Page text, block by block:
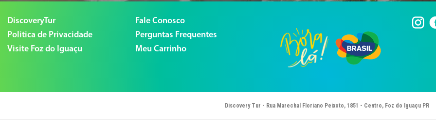
DiscoveryTur
Politica de Privacidade
Visite Foz do Iguaçu
Fale Conosco
Perguntas Frequentes
Meu Carrinho
Discovery Tur - Rua Marechal Floriano Peixoto, 1851 - Centro, Foz do Iguaçu PR